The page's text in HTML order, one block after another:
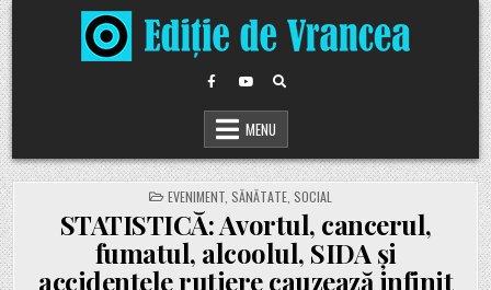
Skip
to
content
MENU
POSTED
IN
EVENIMENT, SĂNĂTATE, SOCIAL
STATISTICĂ: Avortul, cancerul,
fumatul, alcoolul, SIDA și
accidentele rutiere cauzează infinit